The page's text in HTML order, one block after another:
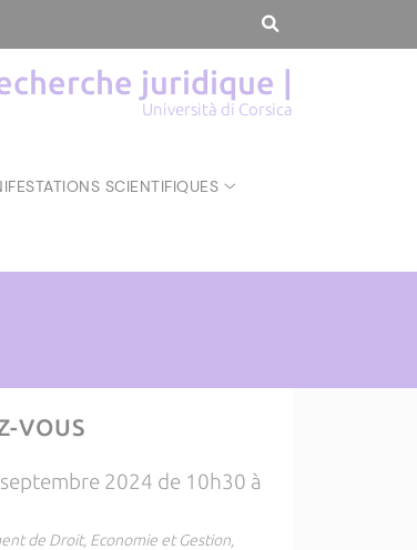
juridique |
Università di Corsica
SCIENTIFIQUES
VOUS
2024 de 10h30 à
de Droit, Economie et Gestion,